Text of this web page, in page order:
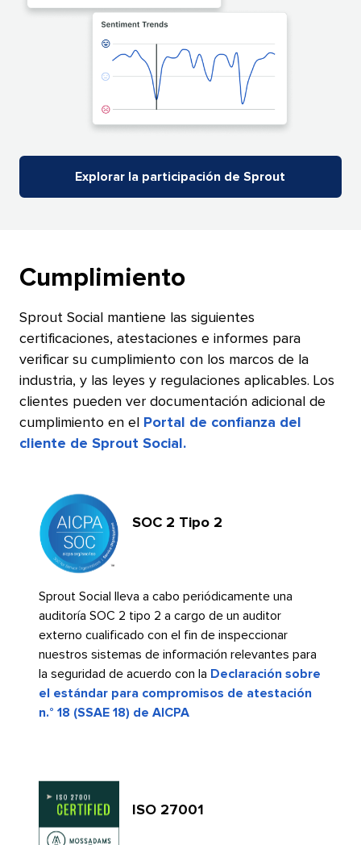
Explorar la participación de Sprout​​
Cumplimiento​​
Sprout Social mantiene las siguientes
certificaciones, atestaciones e informes para
verificar su cumplimiento con los marcos de la
industria, y las leyes y regulaciones aplicables. Los
clientes pueden ver documentación adicional de
cumplimiento en el
Portal de confianza del
cliente de Sprout Social.​​
SOC 2 Tipo 2​​
Sprout Social lleva a cabo periódicamente una
auditoría SOC 2 tipo 2 a cargo de un auditor
externo cualificado con el fin de inspeccionar
nuestros sistemas de información relevantes para
la seguridad de acuerdo con la Declaración sobre
el estándar para compromisos de atestación
n.° 18 (SSAE 18) de AICPA​​
ISO 27001​​